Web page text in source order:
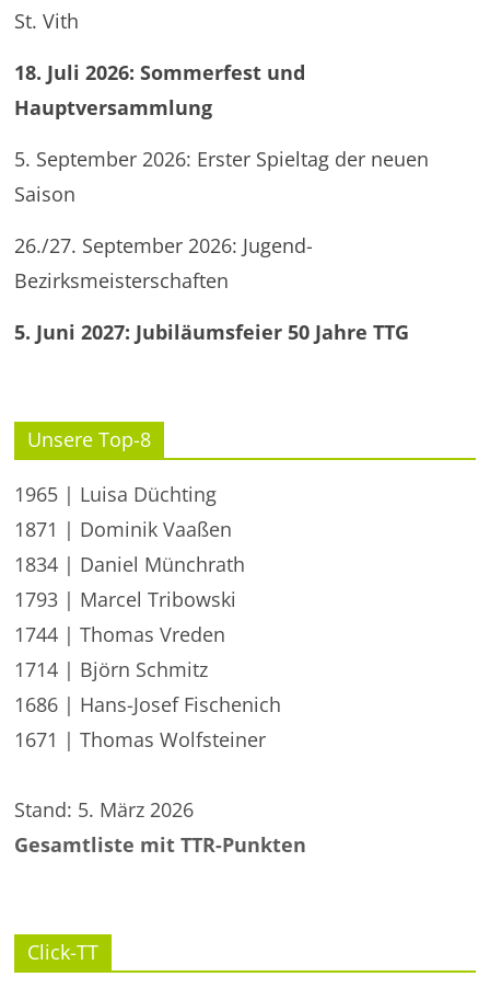
St. Vith
18. Juli 2026: Sommerfest und
Hauptversammlung
5. September 2026: Erster Spieltag der neuen
Saison
26./27. September 2026: Jugend-
Bezirksmeisterschaften
5. Juni 2027: Jubiläumsfeier 50 Jahre TTG
Unsere Top-8
1965 | Luisa Düchting
1871 | Dominik Vaaßen
1834 | Daniel Münchrath
1793 | Marcel Tribowski
1744 | Thomas Vreden
1714 | Björn Schmitz
1686 | Hans-Josef Fischenich
1671 | Thomas Wolfsteiner
Stand: 5. März 2026
Gesamtliste mit TTR-Punkten
Click-TT